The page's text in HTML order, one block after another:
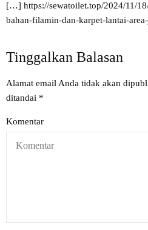
[…] https://sewatoilet.top/2024/11/
bahan-filamin-dan-karpet-lantai-
Tinggalkan Balasan
Alamat email Anda tidak akan
ditandai *
Komentar